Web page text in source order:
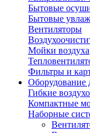
Бытовые
Бытовые
Вентиляторы
Мойки воздуха
Фильтры и
Оборудование
Гибкие
Компактные
Наборные